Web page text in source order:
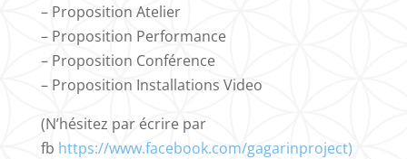
– Proposition Atelier
– Proposition Performance
– Proposition Conférence
– Proposition Installations Video
(N’hésitez par écrire par
fb https://www.facebook.com/gagarinproject)